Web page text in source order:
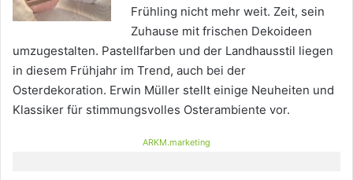
Frühling nicht mehr weit. Zeit, sein
Zuhause mit frischen Dekoideen
umzugestalten. Pastellfarben und der Landhausstil liegen
in diesem Frühjahr im Trend, auch bei der
Osterdekoration. Erwin Müller stellt einige Neuheiten und
Klassiker für stimmungsvolles Osterambiente vor.
ARKM.marketing